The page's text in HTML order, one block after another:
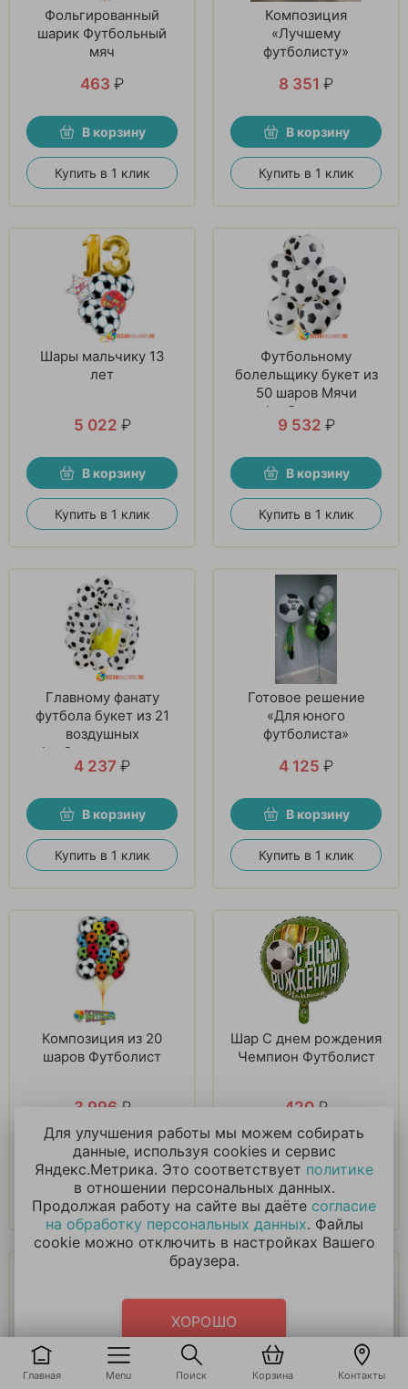
Главная Menu Поиск Корзина Контакты
Фольгированный
шарик Футбольный
мяч
463 ₽
В корзину
Купить в 1 клик
Композиция
«Лучшему
футболисту»
8 351 ₽
В корзину
Купить в 1 клик
Шары мальчику 13
лет
5 022 ₽
В корзину
Купить в 1 клик
Футбольному
болельщику букет из
50 шаров Мячи
футбольные.
9 532 ₽
В корзину
Купить в 1 клик
Главному фанату
футбола букет из 21
воздушных
футбольных шаров
4 237 ₽
В корзину
Купить в 1 клик
Готовое решение
«Для юного
футболиста»
4 125 ₽
В корзину
Купить в 1 клик
Композиция из 20
шаров Футболист
3 996 ₽
В корзину
Купить в 1 клик
Шар С днем рождения
Чемпион Футболист
420 ₽
В корзину
Купить в 1 клик
Шар большой
Шары «Футбольный
Для улучшения работы мы можем собирать
данные, используя cookies и сервис
Яндекс.Метрика. Это соответствует политике
в отношении персональных данных.
Продолжая работу на сайте вы даёте согласие
на обработку персональных данных. Файлы
cookie можно отключить в настройках Вашего
браузера.
ХОРОШО